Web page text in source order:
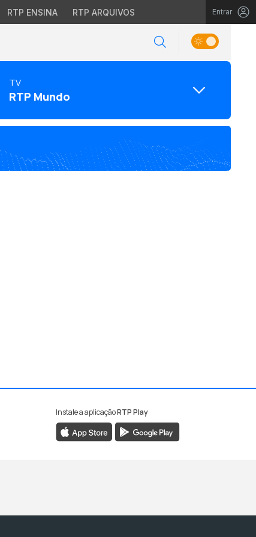
RTP ENSINA RTP ARQUIVOS Entrar
TV
RTP Mundo
Instale a aplicaçãoRTP Play